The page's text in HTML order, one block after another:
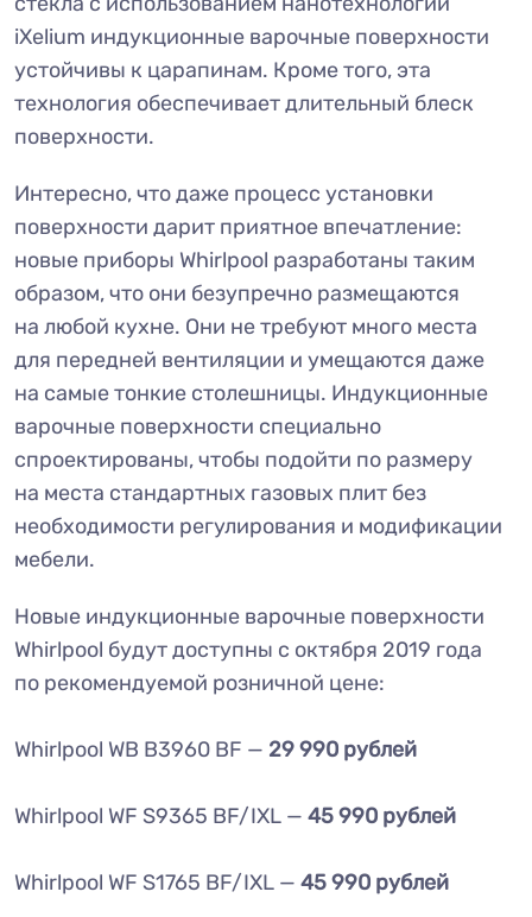
iXelium индукционные варочные поверхности
устойчивы к царапинам. Кроме того, эта
технология обеспечивает длительный блеск
поверхности.
Интересно, что даже процесс установки
поверхности дарит приятное впечатление:
новые приборы Whirlpool разработаны таким
образом, что они безупречно размещаются
на любой кухне. Они не требуют много места
для передней вентиляции и умещаются даже
на самые тонкие столешницы. Индукционные
варочные поверхности специально
спроектированы, чтобы подойти по размеру
на места стандартных газовых плит без
необходимости регулирования и модификации
мебели.
Новые индукционные варочные поверхности
Whirlpool будут доступны с октября 2019 года
по рекомендуемой розничной цене:
Whirlpool WB B3960 BF — 29 990 рублей
Whirlpool WF S9365 BF/IXL — 45 990 рублей
Whirlpool WF S1765 BF/IXL — 45 990 рублей